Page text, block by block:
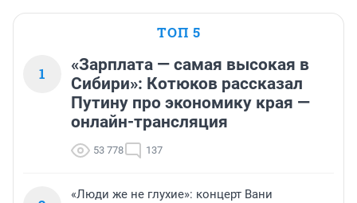
ТОП 5
1
«Зарплата — самая высокая в
Сибири»: Котюков рассказал
Путину про экономику края —
онлайн-трансляция
53 778 137
«Люди же не глухие»: концерт Вани